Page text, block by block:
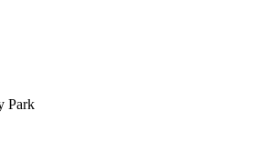
Park